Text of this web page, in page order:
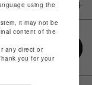
using the
it may not be
content of the
any direct or
you for your